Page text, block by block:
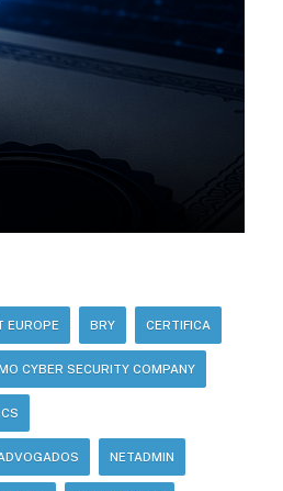
EUROPE BRY CERTIFICA
CYBER SECURITY COMPANY
NETADMIN